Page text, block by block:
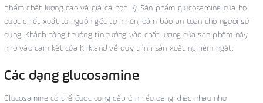
phẩm chất lượng cao và giá cả hợp lý. Sản phẩm glucosamine của họ
được chiết xuất từ nguồn gốc tự nhiên, đảm bảo an toàn cho người sử
dụng. Khách hàng thường tin tưởng vào chất lượng của sản phẩm này
nhờ vào cam kết của Kirkland về quy trình sản xuất nghiêm ngặt.
Các dạng glucosamine
Glucosamine có thể được cung cấp ở nhiều dạng khác nhau như